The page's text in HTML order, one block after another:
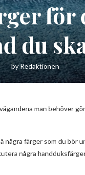
för
du
byRedaktionen
man behöver
några färger som du bör
några